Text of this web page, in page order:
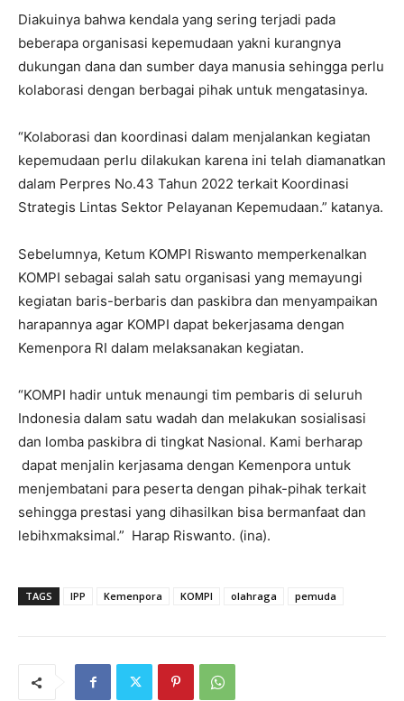
Diakuinya bahwa kendala yang sering terjadi pada
beberapa organisasi kepemudaan yakni kurangnya
dukungan dana dan sumber daya manusia sehingga perlu
kolaborasi dengan berbagai pihak untuk mengatasinya.
“Kolaborasi dan koordinasi dalam menjalankan kegiatan
kepemudaan perlu dilakukan karena ini telah diamanatkan
dalam Perpres No.43 Tahun 2022 terkait Koordinasi
Strategis Lintas Sektor Pelayanan Kepemudaan.” katanya.
Sebelumnya, Ketum KOMPI Riswanto memperkenalkan
KOMPI sebagai salah satu organisasi yang memayungi
kegiatan baris-berbaris dan paskibra dan menyampaikan
harapannya agar KOMPI dapat bekerjasama dengan
Kemenpora RI dalam melaksanakan kegiatan.
“KOMPI hadir untuk menaungi tim pembaris di seluruh
Indonesia dalam satu wadah dan melakukan sosialisasi
dan lomba paskibra di tingkat Nasional. Kami berharap
dapat menjalin kerjasama dengan Kemenpora untuk
menjembatani para peserta dengan pihak-pihak terkait
sehingga prestasi yang dihasilkan bisa bermanfaat dan
lebihxmaksimal.” Harap Riswanto. (ina).
TAGS IPP Kemenpora KOMPI olahraga pemuda